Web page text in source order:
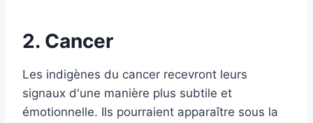
2. Cancer
Les indigènes du cancer recevront leurs
signaux d'une manière plus subtile et
émotionnelle. Ils pourraient apparaître sous la